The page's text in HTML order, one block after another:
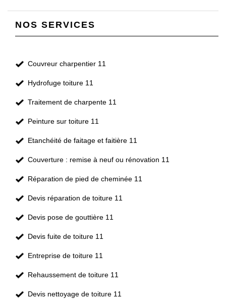
NOS SERVICES
Couvreur charpentier 11
Hydrofuge toiture 11
Traitement de charpente 11
Peinture sur toiture 11
Etanchéité de faitage et faitière 11
Couverture : remise à neuf ou rénovation 11
Réparation de pied de cheminée 11
Devis réparation de toiture 11
Devis pose de gouttière 11
Devis fuite de toiture 11
Entreprise de toiture 11
Rehaussement de toiture 11
Devis nettoyage de toiture 11